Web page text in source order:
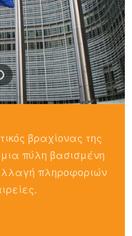
βραχίονας της
πύλη βασισμένη
πληροφοριών